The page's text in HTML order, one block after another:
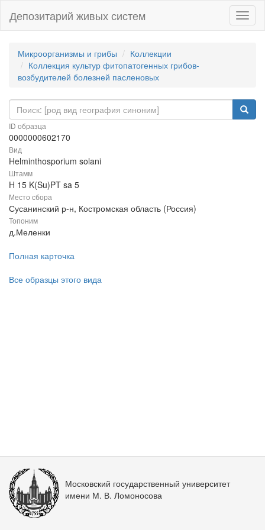
Депозитарий живых систем
Микроорганизмы и грибы
Коллекции
Коллекция культур фитопатогенных грибов-
возбудителей болезней пасленовых
ID образца
0000000602170
Вид
Helminthosporium solani
Штамм
H 15 K(Su)PT sa 5
Место сбора
Сусанинский р-н, Костромская область (Россия)
Топоним
д.Меленки
Полная карточка
Все образцы этого вида
Московский государственный университет
имени М. В. Ломоносова